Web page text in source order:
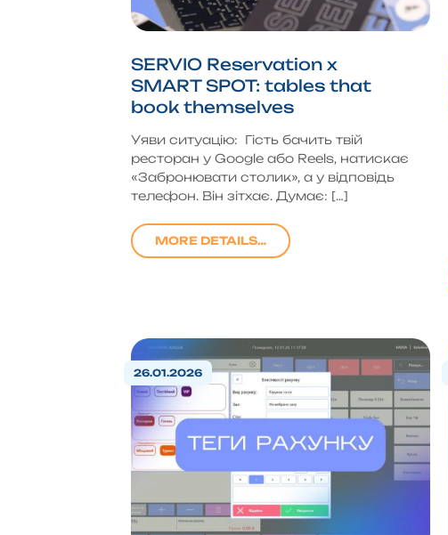
SERVIO Reservation x
SMART SPOT: tables that
book themselves
Уяви ситуацію: Гість бачить твій
ресторан у Google або Reels, натискає
«Забронювати столик», а у відповідь
телефон. Він зітхає. Думає: […]
MORE DETAILS…
26.01.2026